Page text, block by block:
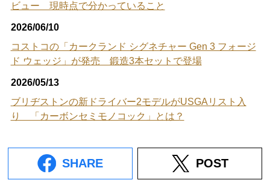
ビュー 現時点で分かっていること
2026/06/10
コストコの「カークランド シグネチャー Gen 3 フォージ
ド ウェッジ」が発売 鍛造3本セットで登場
2026/05/13
ブリヂストンの新ドライバー2モデルがUSGAリスト入
り 「カーボンセミモノコック」とは？
SHARE POST